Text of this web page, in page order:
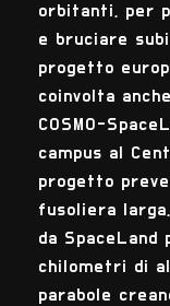
orbitanti, per
e bruciare
progetto
coinvolta
COSMO-
campus al
progetto
fusoliera
da SpaceLand
chilometri di
parabole